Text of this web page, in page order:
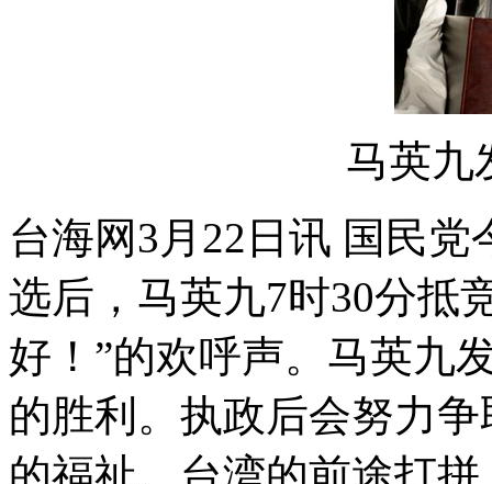
马英九
台海网3月22日讯 国民
选后，马英九7时30分抵
好！”的欢呼声。马英九
的胜利。执政后会努力